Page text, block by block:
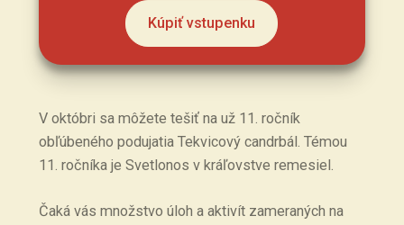
Kúpiť vstupenku
V októbri sa môžete tešiť na už 11. ročník
obľúbeného podujatia Tekvicový candrbál. Témou
11. ročníka je Svetlonos v kráľovstve remesiel.
Čaká vás množstvo úloh a aktivít zameraných na